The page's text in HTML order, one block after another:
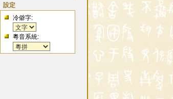
設定
冷僻字:
粵音系統: